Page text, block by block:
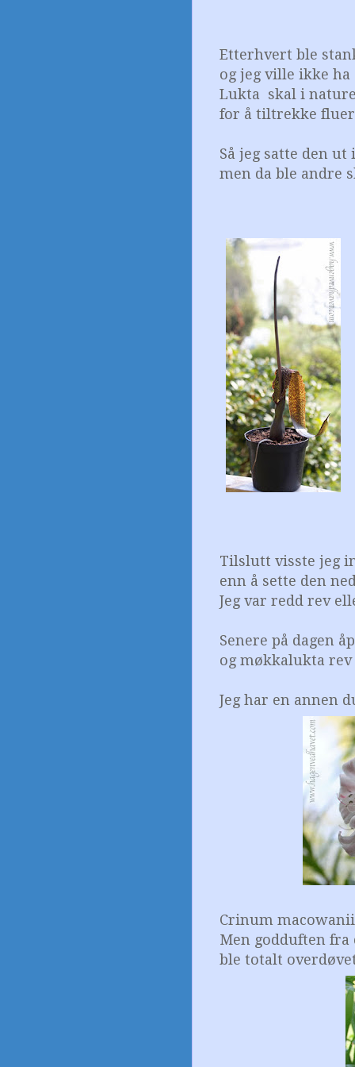
Etterhvert ble
og jeg ville ikke
Lukta skal i
for å tiltrekke
Så jeg satte den ut
men da ble andre
Tilslutt visste jeg
enn å sette den
Jeg var redd rev
Senere på dagen
og møkkalukta
Jeg har en annen
Crinum
Men godduften
ble totalt